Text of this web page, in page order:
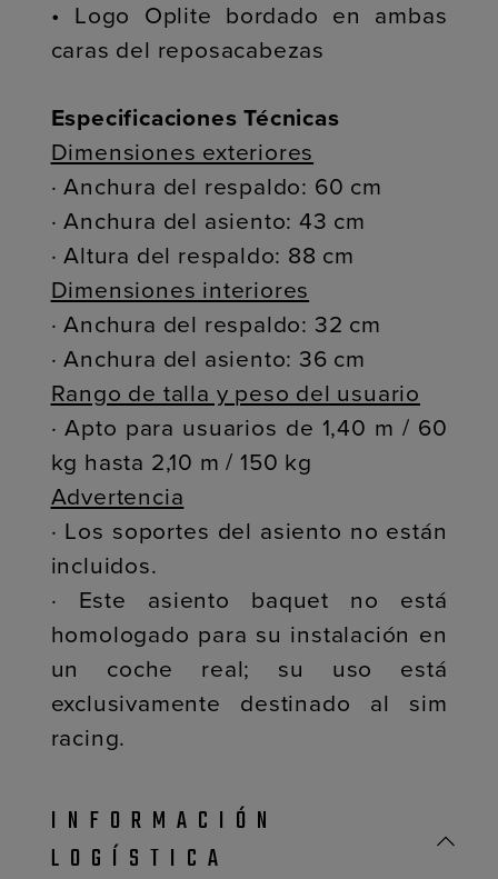
• Logo Oplite bordado en ambas
caras del reposacabezas
Especificaciones Técnicas
Dimensiones exteriores
· Anchura del respaldo: 60 cm
· Anchura del asiento: 43 cm
· Altura del respaldo: 88 cm
Dimensiones interiores
· Anchura del respaldo: 32 cm
· Anchura del asiento: 36 cm
Rango de talla y peso del usuario
· Apto para usuarios de 1,40 m / 60
kg hasta 2,10 m / 150 kg
Advertencia
· Los soportes del asiento no están
incluidos.
· Este asiento baquet no está
homologado para su instalación en
un coche real; su uso está
exclusivamente destinado al sim
racing.
INFORMACIÓN
LOGÍSTICA